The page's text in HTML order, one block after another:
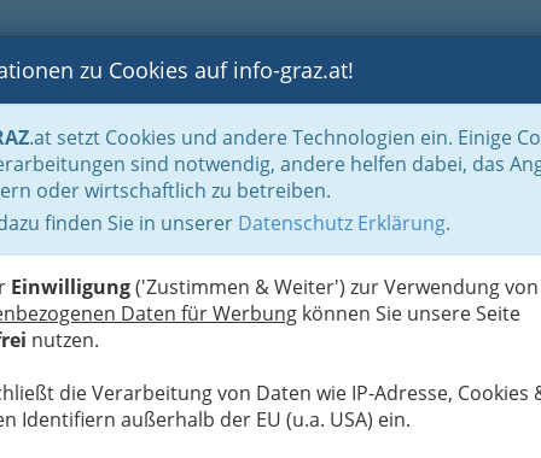
BLOGS FOTOS GASTRONOMIE BRANCHEN
zu Cookies auf info-graz.at!
.at setzt Cookies und andere Technologien ein. Einige
sind notwendig, andere helfen dabei, das
oder wirtschaftlich zu betreiben.
finden Sie in unserer Datenschutz Erklärung.
Einwilligung('Zustimmen & Weiter') zur Verwendung von
Daten für Werbung können Sie unsere Seite
nutzen.
die Verarbeitung von Daten wie IP-Adresse, Cookies
Identifiern außerhalb der EU (u.a. USA) ein.
Der Handel nach WKO-Gliederung Foto-und Optik- & Medizinproduktehandel